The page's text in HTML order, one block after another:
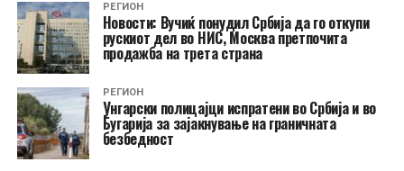
РЕГИОН
Новости: Вучиќ понудил Србија да го откупи
рускиот дел во НИС, Москва претпочита
продажба на трета страна
РЕГИОН
Унгарски полицајци испратени во Србија и во
Бугарија за зајакнување на граничната
безбедност